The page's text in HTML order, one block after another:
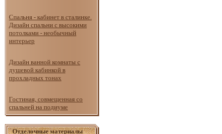
Спальня - кабинет в сталинке.
Дизайн спальни с высокими
потолками - необычный
интерьер
Дизайн ванной комнаты с
душевой кабинкой в
прохладных тонах
Гостиная, совмещенная со
спальней на подиуме
Отделочные материалы